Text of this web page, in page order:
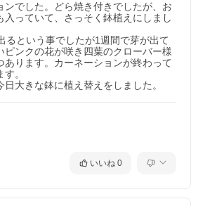
ンでした。どら焼き付きでしたが、お
入っていて、さっそく鉢植えにしまし
るという事でしたが1週間で芽が出て
ピンクの花が咲き四葉のクローバー様
あります。カーネーションが終わって
。
大きな鉢に植え替えをしました。
いいね 0